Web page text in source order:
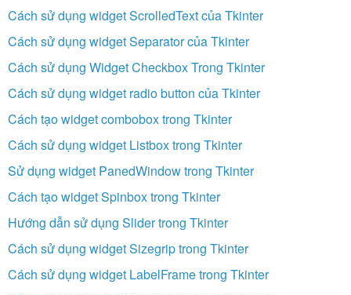
Cách sử dụng widget ScrolledText của Tkinter
Cách sử dụng widget Separator của Tkinter
Cách sử dụng Widget Checkbox Trong Tkinter
Cách sử dụng widget radio button của Tkinter
Cách tạo widget combobox trong Tkinter
Cách sử dụng widget Listbox trong Tkinter
Sử dụng widget PanedWindow trong Tkinter
Cách tạo widget Spinbox trong Tkinter
Hướng dẫn sử dụng Slider trong Tkinter
Cách sử dụng widget Sizegrip trong Tkinter
Cách sử dụng widget LabelFrame trong Tkinter